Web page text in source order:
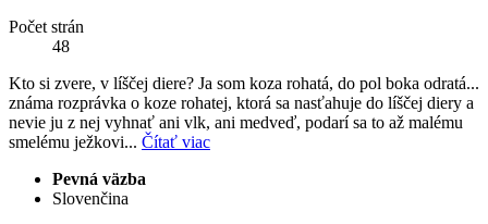
Počet strán
48
Kto si zvere, v líščej diere? Ja som koza rohatá, do pol boka odratá...
známa rozprávka o koze rohatej, ktorá sa nasťahuje do líščej diery a
nevie ju z nej vyhnať ani vlk, ani medveď, podarí sa to až malému
smelému ježkovi... Čítať viac
Pevná väzba
Slovenčina